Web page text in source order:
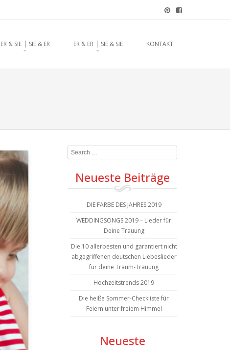
aus
ER & SIE ⎪ SIE & ER ER & ER ⎪ SIE & SIE KONTAKT
Search
Neueste Beiträge
DIE FARBE DES JAHRES 2019
WEDDINGSONGS 2019 – Lieder für
Deine Trauung
Die 10 allerbesten und garantiert nicht
abgegriffenen deutschen Liebeslieder
für deine Traum-Trauung
Hochzeitstrends 2019
Die heiße Sommer-Checkliste für
Feiern unter freiem Himmel
Neueste